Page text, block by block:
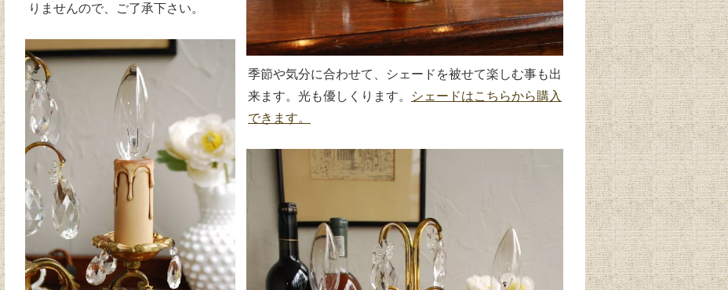
りませんので、ご了承下さい。
季節や気分に合わせて、シェードを被せて楽しむ事も出
来ます。光も優しくります。
シェードはこちらから購入
できます。